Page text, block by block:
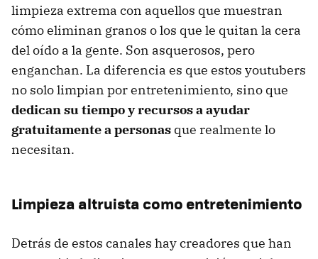
limpieza extrema con aquellos que muestran
cómo eliminan granos o los que le quitan la cera
del oído a la gente. Son asquerosos, pero
enganchan. La diferencia es que estos youtubers
no solo limpian por entretenimiento, sino que
dedican su tiempo y recursos a ayudar
gratuitamente a personas que realmente lo
necesitan.
Limpieza altruista como entretenimiento
Detrás de estos canales hay creadores que han